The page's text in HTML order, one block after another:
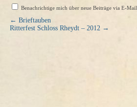
Benachrichtige mich über neue Beiträge via E-Mail.
← Brieftauben
Ritterfest Schloss Rheydt – 2012 →